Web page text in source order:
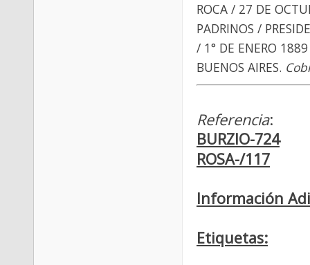
ROCA / 27 DE
PADRINOS /
/ 1° DE ENERO
BUENOS AIRES.
Referencia:
BURZIO-724
ROSA-/117
Información
Etiquetas: